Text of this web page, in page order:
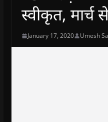
स्वीकृत, मार्च
January 17, 2020 Umesh